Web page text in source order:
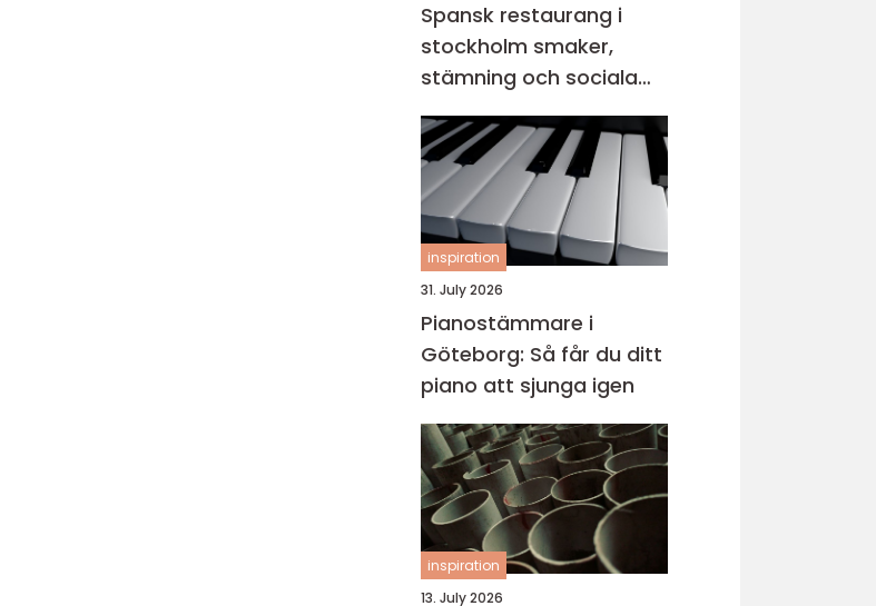
Spansk restaurang i
stockholm smaker,
stämning och sociala
middagar
inspiration
31. July 2026
Pianostämmare i
Göteborg: Så får du ditt
piano att sjunga igen
inspiration
13. July 2026